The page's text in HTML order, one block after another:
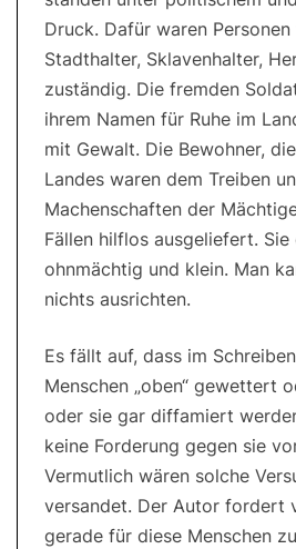
Druck. Dafür waren
Stadthalter, Sklavenhalter,
zuständig. Die fremden
ihrem Namen für Ruhe im
mit Gewalt. Die Bewohner,
Landes waren dem Treiben
Machenschaften der
Fällen hilflos ausgeliefert.
ohnmächtig und klein. Man
nichts ausrichten.
Es fällt auf, dass im
Menschen „oben“ gewettert
oder sie gar diffamiert
keine Forderung gegen sie
Vermutlich wären solche
versandet. Der Autor fordert
gerade für diese Menschen